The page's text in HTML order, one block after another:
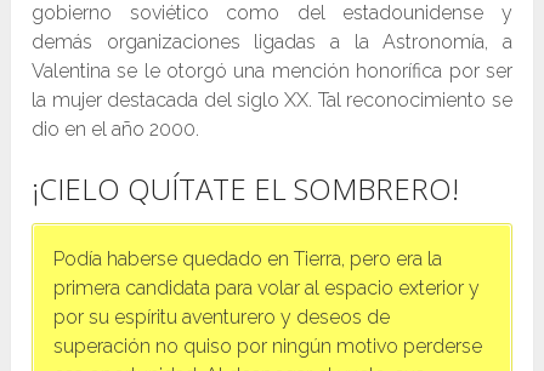
gobierno soviético como del estadounidense y
demás organizaciones ligadas a la Astronomía, a
Valentina se le otorgó una mención honorífica por ser
la mujer destacada del siglo XX. Tal reconocimiento se
dio en el año 2000.
¡CIELO QUÍTATE EL SOMBRERO!
Podía haberse quedado en Tierra, pero era la
primera candidata para volar al espacio exterior y
por su espíritu aventurero y deseos de
superación no quiso por ningún motivo perderse